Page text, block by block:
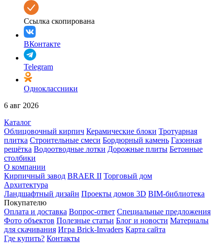
Ссылка скопирована
ВКонтакте
Telegram
Одноклассники
6 авг 2026
Каталог
Облицовочный кирпич Керамические блоки Тротуарная
плитка Строительные смеси Бордюрный камень Газонная
решётка Водоотводные лотки Дорожные плиты Бетонные
столбики
О компании
Кирпичный завод BRAER II Торговый дом
Архитектура
Ландшафтный дизайн Проекты домов 3D BIM-библиотека
Покупателю
Оплата и доставка Вопрос-ответ Специальные предложения
Фото объектов Полезные статьи Блог и новости Материалы
для скачивания Игра Brick-Invaders Карта сайта
Где купить? Контакты